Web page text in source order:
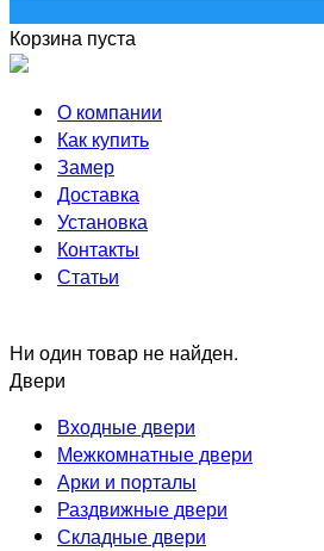
Корзина пуста
О компании
Как купить
Замер
Доставка
Установка
Контакты
Статьи
Ни один товар не найден.
Двери
Входные двери
Межкомнатные двери
Арки и порталы
Раздвижные двери
Складные двери